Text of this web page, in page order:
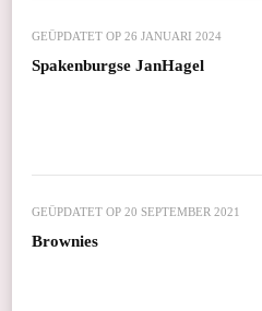
GEÜPDATET OP 26 JANUARI 2024
Spakenburgse JanHagel
GEÜPDATET OP 20 SEPTEMBER 2021
Brownies